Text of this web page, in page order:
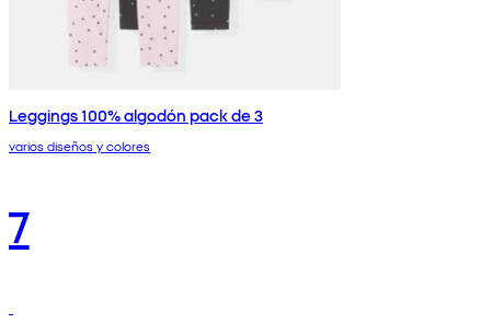
Leggings 100% algodón pack de 3
varios diseños y colores
7